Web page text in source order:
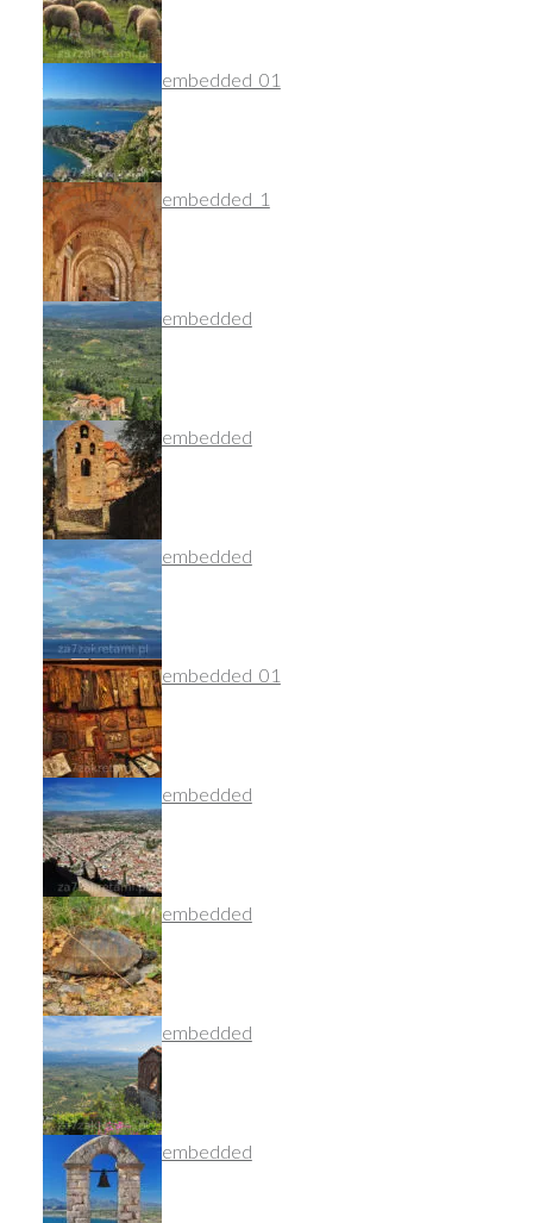
dsc_9244_nef_embedded_01
dsc_9381_nef_embedded_1
dsc_9110_nef_embedded
dsc_9134_nef_embedded
dsc_9086_nef_embedded
dsc_9299_nef_embedded_01
dsc_9103_nef_embedded
dsc_9347_nef_embedded
dsc_9190_nef_embedded
dsc_9152_nef_embedded